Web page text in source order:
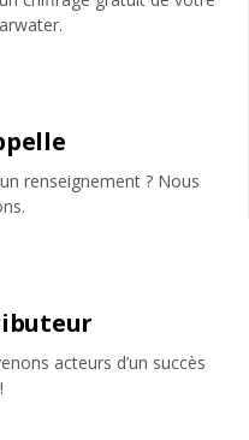
renseignement ? Nous
acteurs d’un succès